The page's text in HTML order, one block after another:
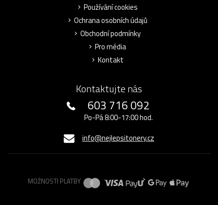
Používání cookies
Ochrana osobních údajů
Obchodní podmínky
Pro média
Kontakt
Kontaktujte nás
603 716 092
Po-Pá 8:00-17:00 hod.
info@nejlepsitonery.cz
MOŽNOSTI PLATBY